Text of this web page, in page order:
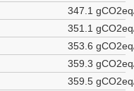
347.1
351.1
353.6
359.3
359.5